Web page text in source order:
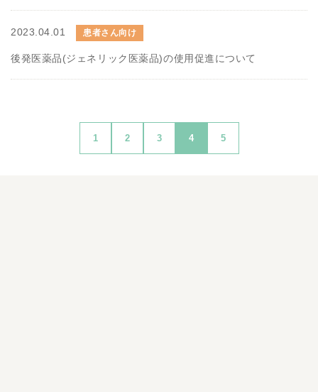
2023.04.01 患者さん向け
後発医薬品(ジェネリック医薬品)の使用促進について
1 2 3 4 5